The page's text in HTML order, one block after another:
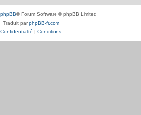
phpBB® Forum Software © phpBB Limited
Traduit parphpBB-fr.com
Confidentialité | Conditions